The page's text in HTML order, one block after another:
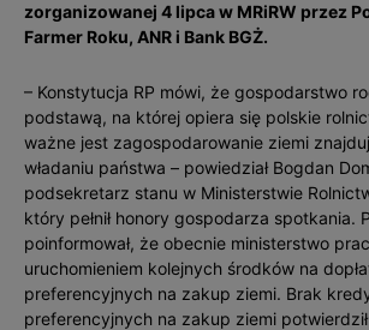
zorganizowanej 4 lipca w MRiRW przez
Farmer Roku, ANR i Bank BGŻ.
– Konstytucja RP mówi, że gospodarstwo
podstawą, na której opiera się polskie
ważne jest zagospodarowanie ziemi
władaniu państwa – powiedział Bogdan
podsekretarz stanu w Ministerstwie
który pełnił honory gospodarza spotkania.
poinformował, że obecnie ministerstwo
uruchomieniem kolejnych środków na
preferencyjnych na zakup ziemi. Brak
preferencyjnych na zakup ziemi